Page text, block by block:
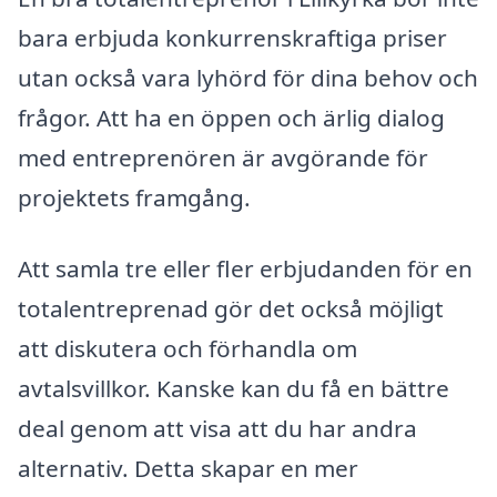
bara erbjuda konkurrenskraftiga priser
utan också vara lyhörd för dina behov och
frågor. Att ha en öppen och ärlig dialog
med entreprenören är avgörande för
projektets framgång.
Att samla tre eller fler erbjudanden för en
totalentreprenad gör det också möjligt
att diskutera och förhandla om
avtalsvillkor. Kanske kan du få en bättre
deal genom att visa att du har andra
alternativ. Detta skapar en mer